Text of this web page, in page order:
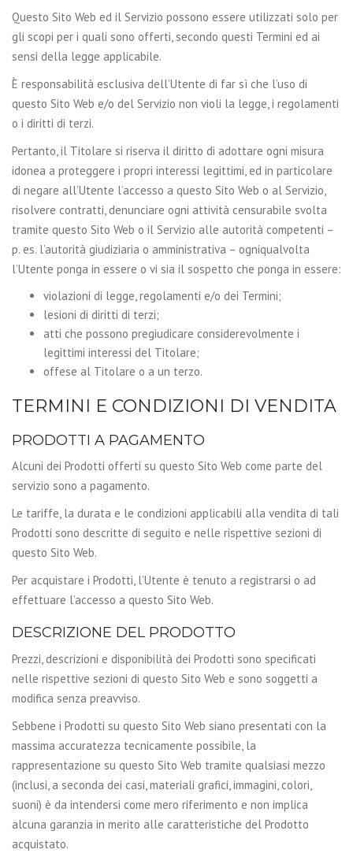
Questo Sito Web ed il Servizio possono essere utilizzati solo per
gli scopi per i quali sono offerti, secondo questi Termini ed ai
sensi della legge applicabile.
È responsabilità esclusiva dell’Utente di far sì che l’uso di
questo Sito Web e/o del Servizio non violi la legge, i regolamenti
o i diritti di terzi.
Pertanto, il Titolare si riserva il diritto di adottare ogni misura
idonea a proteggere i propri interessi legittimi, ed in particolare
di negare all’Utente l’accesso a questo Sito Web o al Servizio,
risolvere contratti, denunciare ogni attività censurabile svolta
tramite questo Sito Web o il Servizio alle autorità competenti –
p. es. l’autorità giudiziaria o amministrativa – ogniqualvolta
l’Utente ponga in essere o vi sia il sospetto che ponga in essere:
violazioni di legge, regolamenti e/o dei Termini;
lesioni di diritti di terzi;
atti che possono pregiudicare considerevolmente i
legittimi interessi del Titolare;
offese al Titolare o a un terzo.
TERMINI E CONDIZIONI DI VENDITA
PRODOTTI A PAGAMENTO
Alcuni dei Prodotti offerti su questo Sito Web come parte del
servizio sono a pagamento.
Le tariffe, la durata e le condizioni applicabili alla vendita di tali
Prodotti sono descritte di seguito e nelle rispettive sezioni di
questo Sito Web.
Per acquistare i Prodotti, l’Utente è tenuto a registrarsi o ad
effettuare l’accesso a questo Sito Web.
DESCRIZIONE DEL PRODOTTO
Prezzi, descrizioni e disponibilità dei Prodotti sono specificati
nelle rispettive sezioni di questo Sito Web e sono soggetti a
modifica senza preavviso.
Sebbene i Prodotti su questo Sito Web siano presentati con la
massima accuratezza tecnicamente possibile, la
rappresentazione su questo Sito Web tramite qualsiasi mezzo
(inclusi, a seconda dei casi, materiali grafici, immagini, colori,
suoni) è da intendersi come mero riferimento e non implica
alcuna garanzia in merito alle caratteristiche del Prodotto
acquistato.